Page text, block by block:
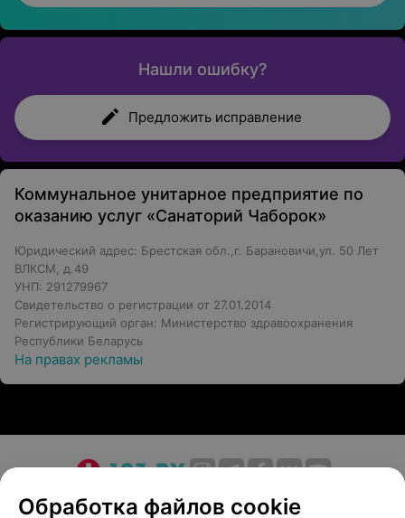
Нашли ошибку?
Предложить исправление
Коммунальное унитарное предприятие по
оказанию услуг «Санаторий Чаборок»
Юридический адрес: Брестская обл.,г. Барановичи,ул. 50 Лет
ВЛКСМ, д.49
УНП: 291279967
Свидетельство о регистрации от 27.01.2014
Регистрирующий орган: Министерство здравоохранения
Республики Беларусь
На правах рекламы
О проекте Новости проекта
Размещение рекламы
Обработка файлов cookie